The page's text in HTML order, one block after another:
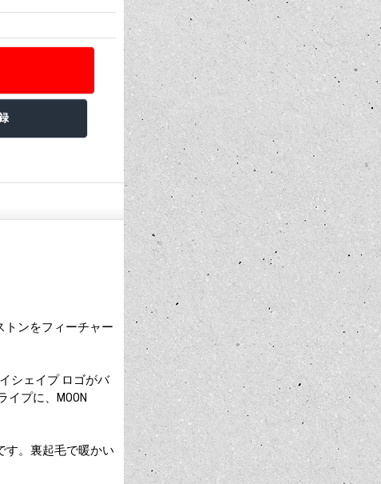
トンをフィーチャー
シェイプ ロゴがバ
イプに、MOON
す。裏起毛で暖かい